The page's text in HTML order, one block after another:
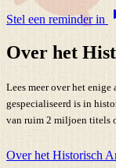
Stel een reminder in
Over het
Lees meer over het
gespecialiseerd is in
van ruim 2 miljoen titels
Over het Historisch